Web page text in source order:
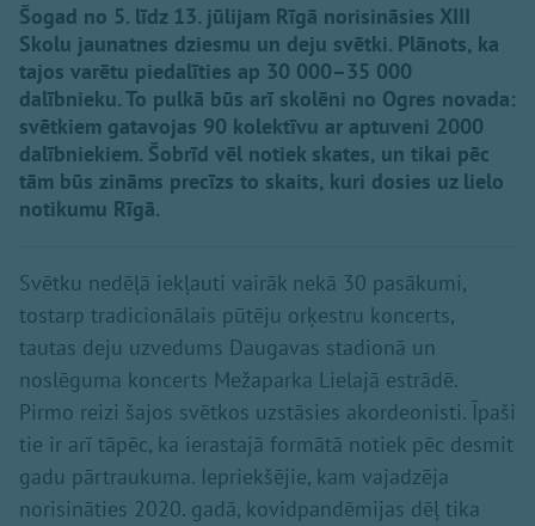
Šogad no 5. līdz 13. jūlijam Rīgā norisināsies XIII
Skolu jaunatnes dziesmu un deju svētki. Plānots, ka
tajos varētu piedalīties ap 30 000–35 000
dalībnieku. To pulkā būs arī skolēni no Ogres novada:
svētkiem gatavojas 90 kolektīvu ar aptuveni 2000
dalībniekiem. Šobrīd vēl notiek skates, un tikai pēc
tām būs zināms precīzs to skaits, kuri dosies uz lielo
notikumu Rīgā.
Svētku nedēļā iekļauti vairāk nekā 30 pasākumi,
tostarp tradicionālais pūtēju orķestru koncerts,
tautas deju uzvedums Daugavas stadionā un
noslēguma koncerts Mežaparka Lielajā estrādē.
Pirmo reizi šajos svētkos uzstāsies akordeonisti. Īpaši
tie ir arī tāpēc, ka ierastajā formātā notiek pēc desmit
gadu pārtraukuma. Iepriekšējie, kam vajadzēja
norisināties 2020. gadā, kovidpandēmijas dēļ tika